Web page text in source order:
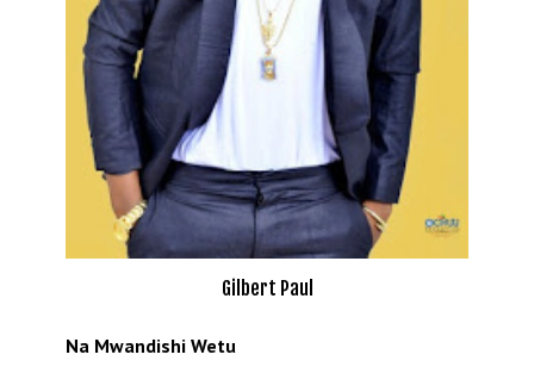
Gilbert Paul
Na Mwandishi Wetu